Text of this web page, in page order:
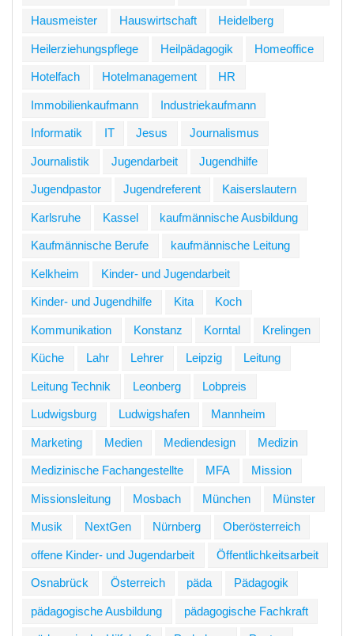
Hausmeister Hauswirtschaft Heidelberg
Heilerziehungspflege Heilpädagogik Homeoffice
Hotelfach Hotelmanagement HR
Immobilienkaufmann Industriekaufmann
Informatik IT Jesus Journalismus
Journalistik Jugendarbeit Jugendhilfe
Jugendpastor Jugendreferent Kaiserslautern
Karlsruhe Kassel kaufmännische Ausbildung
Kaufmännische Berufe kaufmännische Leitung
Kelkheim Kinder- und Jugendarbeit
Kinder- und Jugendhilfe Kita Koch
Kommunikation Konstanz Korntal Krelingen
Küche Lahr Lehrer Leipzig Leitung
Leitung Technik Leonberg Lobpreis
Ludwigsburg Ludwigshafen Mannheim
Marketing Medien Mediendesign Medizin
Medizinische Fachangestellte MFA Mission
Missionsleitung Mosbach München Münster
Musik NextGen Nürnberg Oberösterreich
offene Kinder- und Jugendarbeit Öffentlichkeitsarbeit
Osnabrück Österreich päda Pädagogik
pädagogische Ausbildung pädagogische Fachkraft